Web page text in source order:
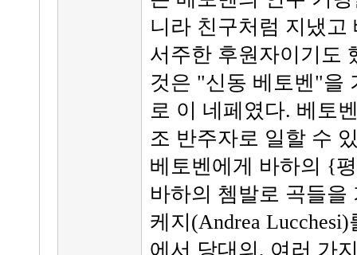
니라 친구처럼 지냈고
서주한 후원자이기도
것은 "신동 베토벤"을
로 이 네페였다. 베토
조 반주자로 일할 수
베토벤에게 바하의 {
바하의 쳄발로 곡들을
케지(Andrea
에서 당대의, 여러 가